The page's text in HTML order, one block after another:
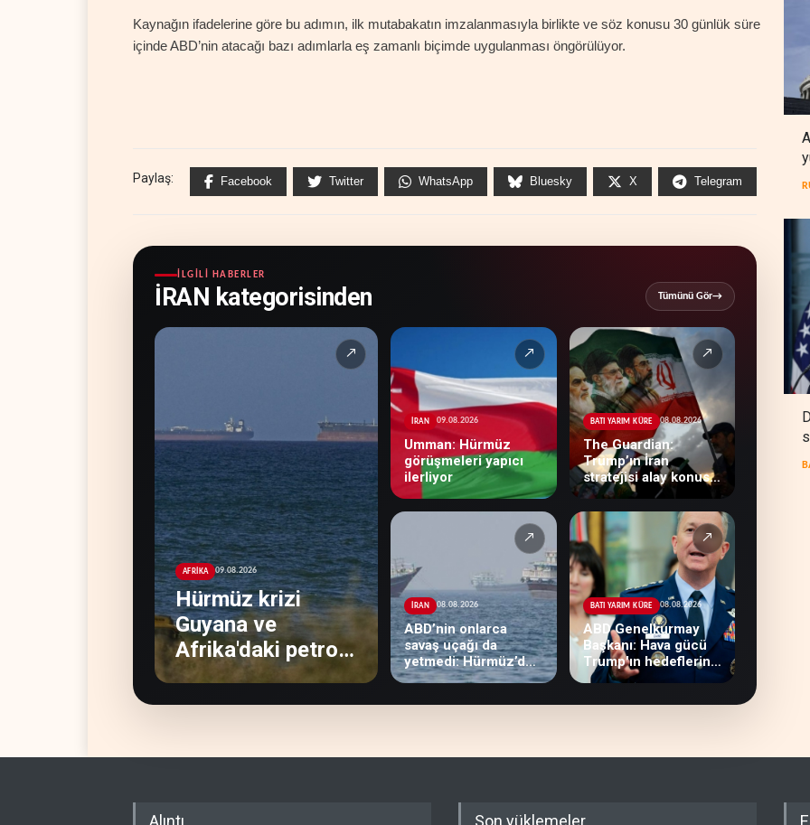
Kaynağın ifadelerine göre bu adımın, ilk mutabakatın imzalanmasıyla birlikte ve söz konusu 30 günlük süre
içinde ABD’nin atacağı bazı adımlarla eş zamanlı biçimde uygulanması öngörülüyor.
Paylaş: Facebook Twitter WhatsApp Bluesky X Telegram
İLGILI HABERLER
İRAN kategorisinden Tümünü Gör→
↗
AFRİKA 09.08.2026
Hürmüz krizi
Guyana ve
Afrika'daki petrol
üreticilerine
yaradı
↗
İRAN 09.08.2026
Umman: Hürmüz
görüşmeleri yapıcı
ilerliyor
↗
BATI YARIM KÜRE 08.08.2026
The Guardian:
Trump’ın İran
stratejisi alay konusu
oldu
↗
İRAN 08.08.2026
ABD’nin onlarca
savaş uçağı da
yetmedi: Hürmüz’de
gemi vuruldu
↗
BATI YARIM KÜRE 08.08.2026
ABD Genelkurmay
Başkanı: Hava gücü
Trump'ın hedeflerine
yetmez
Alıntı Son yüklemeler